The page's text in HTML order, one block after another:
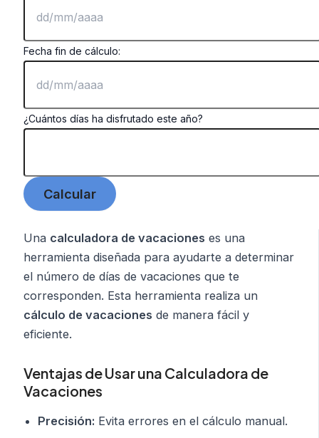
Fecha fin de cálculo:
¿Cuántos días ha disfrutado este año?
Una calculadora de vacaciones es una
herramienta diseñada para ayudarte a determinar
el número de días de vacaciones que te
corresponden. Esta herramienta realiza un
cálculo de vacaciones de manera fácil y
eficiente.
Ventajas de Usar una Calculadora de
Vacaciones
Precisión: Evita errores en el cálculo manual.